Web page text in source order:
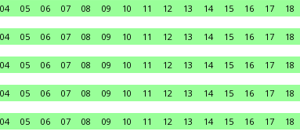
04 05 06 07 08 09 10 11 12 13 14 15 16 17 18
04 05 06 07 08 09 10 11 12 13 14 15 16 17 18
04 05 06 07 08 09 10 11 12 13 14 15 16 17 18
04 05 06 07 08 09 10 11 12 13 14 15 16 17 18
04 05 06 07 08 09 10 11 12 13 14 15 16 17 18